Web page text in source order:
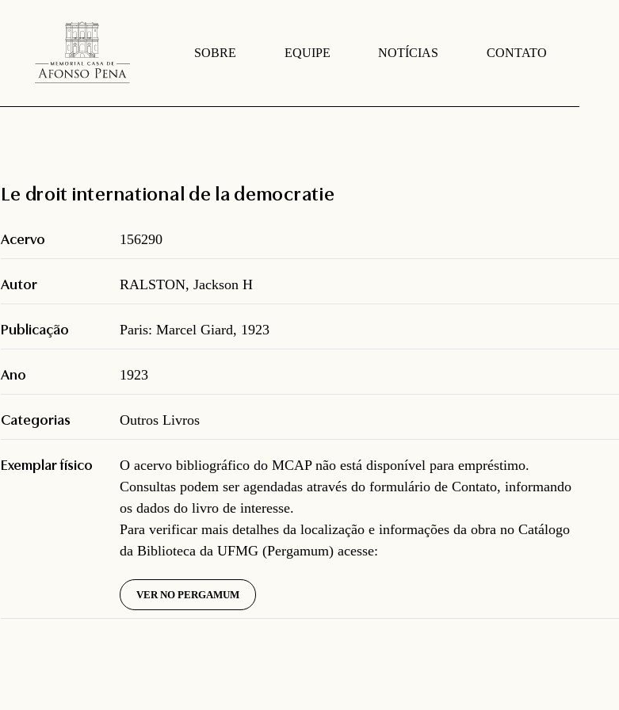
SOBRE EQUIPE NOTÍCIAS CONTATO
Le droit international de la democratie
Acervo 156290
Autor RALSTON, Jackson H
Publicação Paris: Marcel Giard, 1923
Ano 1923
Categorias Outros Livros
Exemplar físico
O acervo bibliográfico do MCAP não está disponível para empréstimo.
Consultas podem ser agendadas através do formulário deContato, informando
os dados do livro de interesse.
Para verificar mais detalhes da localização e informações da obra no Catálogo
da Biblioteca da UFMG (Pergamum) acesse:
VER NO PERGAMUM